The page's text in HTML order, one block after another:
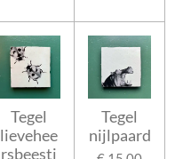
Tegel
lievehee
rsbeestj
Tegel
nijlpaard